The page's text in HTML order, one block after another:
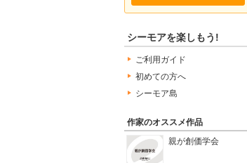
シーモアを楽しもう!
ご利用ガイド
初めての方へ
シーモア島
作家のオススメ作品
親が創価学会